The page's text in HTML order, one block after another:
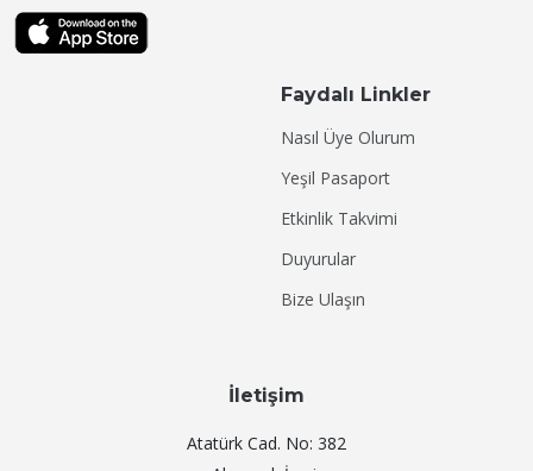
Faydalı Linkler
Nasıl Üye Olurum
Yeşil Pasaport
Etkinlik Takvimi
Duyurular
Bize Ulaşın
İletişim
Atatürk Cad. No: 382